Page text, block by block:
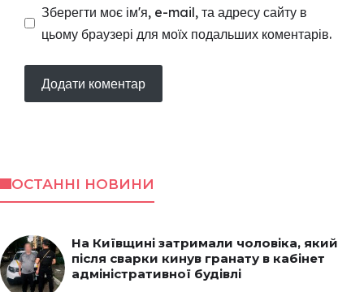
Зберегти моє ім'я, e-mail, та адресу сайту в
цьому браузері для моїх подальших коментарів.
ОСТАННІ НОВИНИ
На Київщині затримали чоловіка, який
після сварки кинув гранату в кабінет
адміністративної будівлі